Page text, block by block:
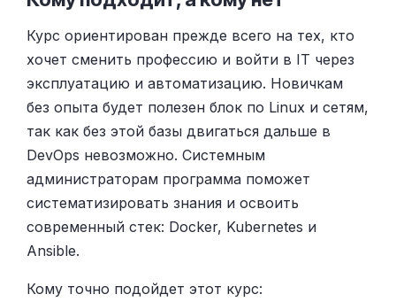
Курс ориентирован прежде всего на тех, кто
хочет сменить профессию и войти в IT через
эксплуатацию и автоматизацию. Новичкам
без опыта будет полезен блок по Linux и сетям,
так как без этой базы двигаться дальше в
DevOps невозможно. Системным
администраторам программа поможет
систематизировать знания и освоить
современный стек: Docker, Kubernetes и
Ansible.
Кому точно подойдет этот курс: